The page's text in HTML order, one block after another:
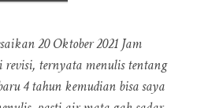
20 Oktober 2021 Jam
revisi, ternyata menulis tentang
4 tahun kemudian bisa saya